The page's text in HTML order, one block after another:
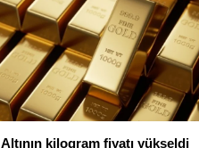
vergi muafiyet ve istisnası sağlıyor.
Altının kilogram fiyatı yükseldi